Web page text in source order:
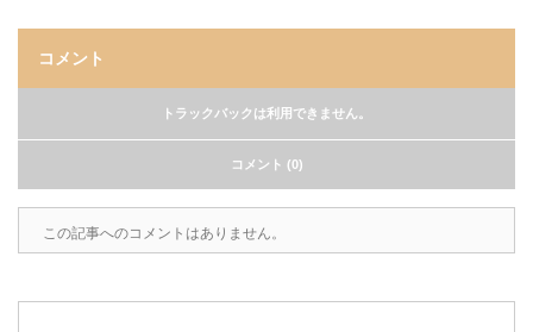
コメント
トラックバックは利用できません。
コメント (0)
この記事へのコメントはありません。